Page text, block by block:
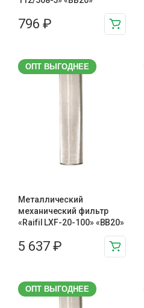
796 ₽
ОПТ ВЫГОДНЕЕ
Металлический
механический фильтр
«Raifil LXF-20-100» «BB20»
5 637 ₽
ОПТ ВЫГОДНЕЕ